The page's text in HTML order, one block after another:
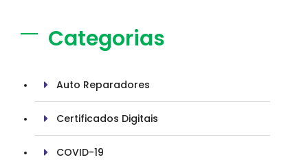
Categorias
Auto Reparadores
Certificados Digitais
COVID-19